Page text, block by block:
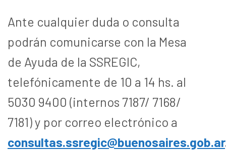
Ante cualquier duda o consulta
podrán comunicarse con la Mesa
de Ayuda de la SSREGIC,
telefónicamente de 10 a 14 hs. al
5030 9400 (internos 7187/ 7168/
7181) y por correo electrónico a
consultas.ssregic@buenosaires.gob.ar